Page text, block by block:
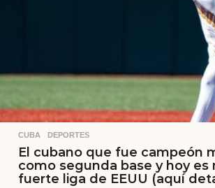
CUBA ,DEPORTES
El cubano que fue campeón
como segunda base y hoy es
fuerte liga de EEUU (aquí